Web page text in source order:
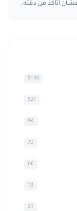
5138
521
94
70
66
19
23